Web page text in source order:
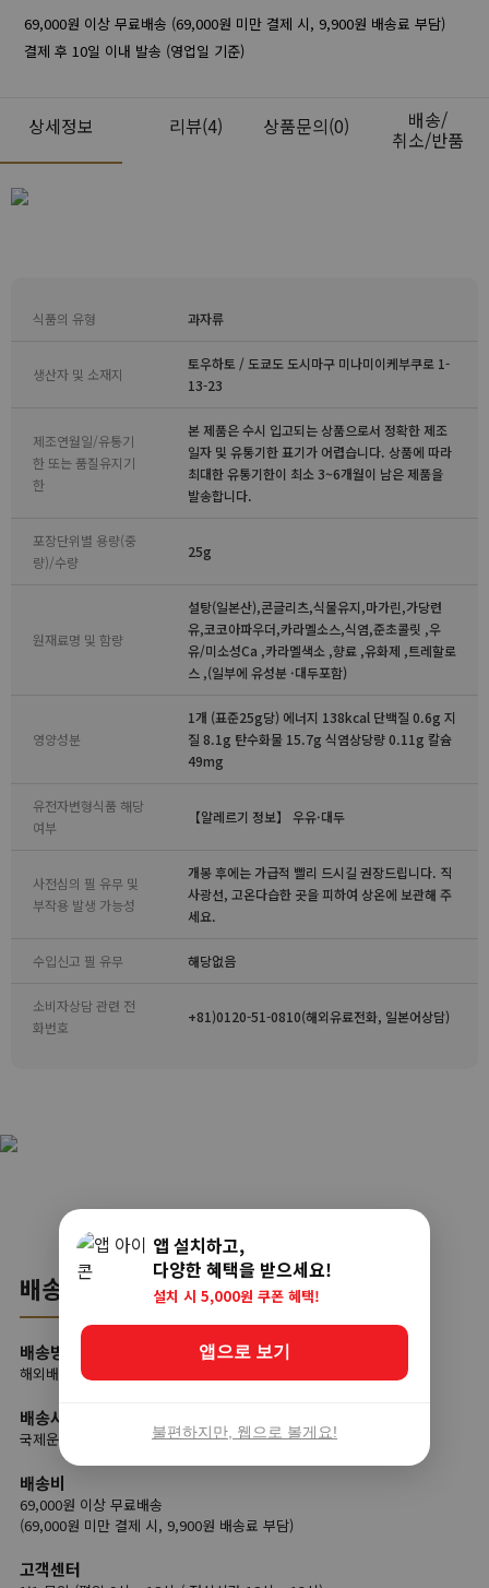
69,000원 이상 무료배송 (69,000원 미만 결제 시, 9,900원 배송료 부담)
결제 후 10일 이내 발송 (영업일 기준)
상세정보 리뷰(4) 상품문의(0) 배송/
취소/반품
식품의 유형 과자류
생산자 및 소재지
토우하토 / 도쿄도 도시마구 미나미이케부쿠로 1-
13-23
제조연월일/유통기
한 또는 품질유지기
한
본 제품은 수시 입고되는 상품으로서 정확한 제조
일자 및 유통기한 표기가 어렵습니다. 상품에 따라
최대한 유통기한이 최소 3~6개월이 남은 제품을
발송합니다.
포장단위별 용량(중
량)/수량
25g
원재료명 및 함량
설탕(일본산),콘글리츠,식물유지,마가린,가당련
유,코코아파우더,카라멜소스,식염,준초콜릿 ,우
유/미소성Ca ,카라멜색소 ,향료 ,유화제 ,트레할로
스 ,(일부에 유성분 ·대두포함)
영양성분
1개 (표준25g당) 에너지 138kcal 단백질 0.6g 지
질 8.1g 탄수화물 15.7g 식염상당량 0.11g 칼슘
49mg
유전자변형식품 해당
여부
【알레르기 정보】 우유·대두
사전심의 필 유무 및
부작용 발생 가능성
개봉 후에는 가급적 빨리 드시길 권장드립니다. 직
사광선, 고온다습한 곳을 피하여 상온에 보관해 주
세요.
수입신고 필 유무 해당없음
소비자상담 관련 전
화번호
+81)0120-51-0810(해외유료전화, 일본어상담)
배송
배송방법
해외배송
배송사
국제운송사(글로비츠), 국내택배
배송비
69,000원 이상 무료배송
(69,000원 미만 결제 시, 9,900원 배송료 부담)
고객센터
앱 설치하고,
다양한 혜택을 받으세요!
설치 시 5,000원 쿠폰 혜택!
앱으로 보기
불편하지만, 웹으로 볼게요!